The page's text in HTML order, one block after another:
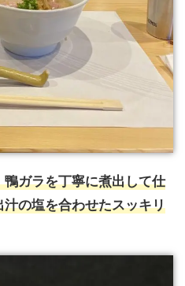
ガラを丁寧に煮出して仕
の塩を合わせたスッキリ